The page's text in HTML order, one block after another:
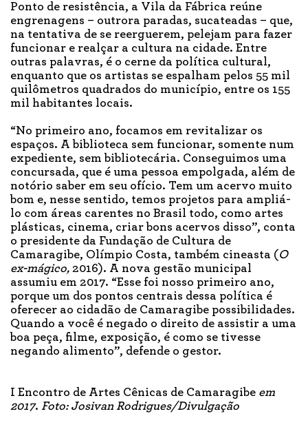
Ponto de resistência, a Vila da Fábrica reúne
engrenagens – outrora paradas, sucateadas – que,
na tentativa de se reerguerem, pelejam para fazer
funcionar e realçar a cultura na cidade. Entre
outras palavras, é o cerne da política cultural,
enquanto que os artistas se espalham pelos 55 mil
quilômetros quadrados do município, entre os 155
mil habitantes locais.
“No primeiro ano, focamos em revitalizar os
espaços. A biblioteca sem funcionar, somente num
expediente, sem bibliotecária. Conseguimos uma
concursada, que é uma pessoa empolgada, além de
notório saber em seu ofício. Tem um acervo muito
bom e, nesse sentido, temos projetos para ampliá-
lo com áreas carentes no Brasil todo, como artes
plásticas, cinema, criar bons acervos disso”, conta
o presidente da Fundação de Cultura de
Camaragibe, Olímpio Costa, também cineasta ( O
ex-mágico, 2016). A nova gestão municipal
assumiu em 2017. “Esse foi nosso primeiro ano,
porque um dos pontos centrais dessa política é
oferecer ao cidadão de Camaragibe possibilidades.
Quando a você é negado o direito de assistir a uma
boa peça, filme, exposição, é como se tivesse
negando alimento”, defende o gestor.
I Encontro de Artes Cênicas de Camaragibe em
2017. Foto: Josivan Rodrigues/Divulgação